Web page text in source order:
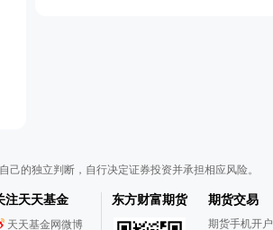
的独立判断，自行决定证券投资并承担相应风险。
注天天基金
天天基金网微博
东方财富期货 期货交易
期货手机开户